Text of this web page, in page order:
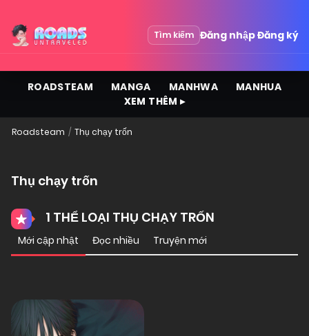
Tìm kiếm Đăng nhậpĐăng ký
ROADSTEAM MANGA MANHWA
MANHUA
XEM THÊM ▸
Roadsteam Thụ chạy trốn
Thụ chạy trốn
1 THỂ LOẠI THỤ CHẠY TRỐN
Mới cập nhật Đọc nhiều Truyện mới